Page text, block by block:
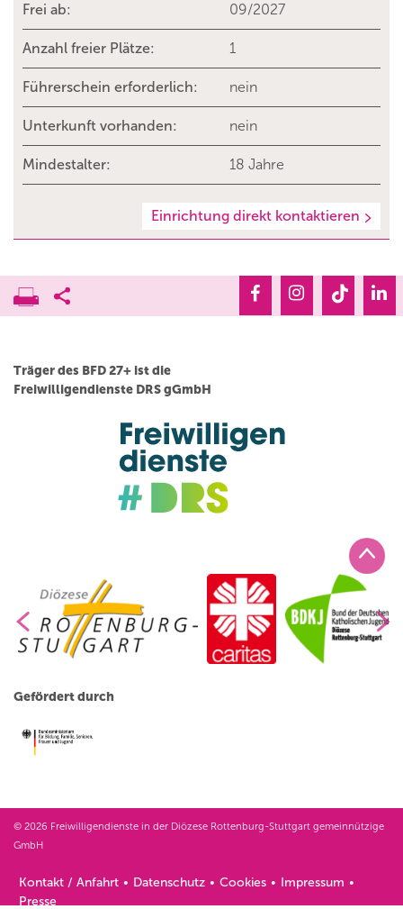
Frei ab: 09/2027
Anzahl freier Plätze: 1
Führerschein erforderlich: nein
Unterkunft vorhanden: nein
Mindestalter: 18 Jahre
Einrichtung direkt kontaktieren
Träger des BFD 27+ ist die
Freiwilligendienste DRS gGmbH
Gefördert durch
© 2026 Freiwilligendienste in der Diözese Rottenburg-Stuttgart gemeinnützige
GmbH
Kontakt / Anfahrt Datenschutz Cookies
Impressum
Presse